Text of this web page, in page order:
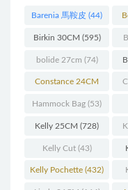
Barenia 馬鞍皮 (44)
Birkin 30CM (595)
bolide 27cm (74)
Constance 24CM
(216)
Hammock Bag (53)
Kelly 25CM (728)
Kelly Cut(43)
Kelly Pochette (432)